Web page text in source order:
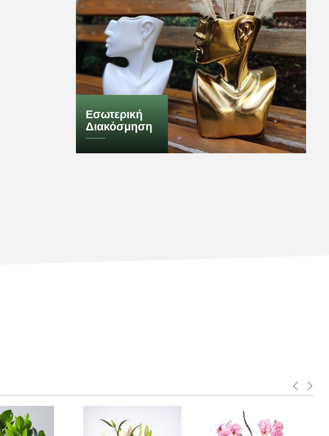
Εσωτερική
Διακόσμηση